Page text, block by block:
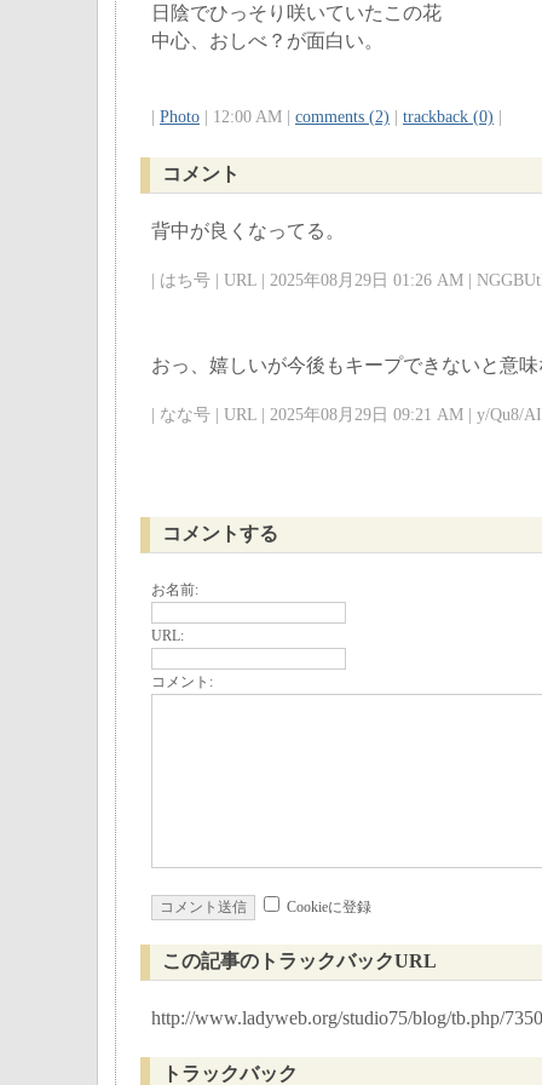
日陰でひっそり咲いていたこの花
中心、おしべ？が面白い。
Photo | 12:00 AM | comments (2) trackback (0)
コメント
背中が良くなってる。
| はち号 | URL | 2025年08月29日 01:26 AM |
おっ、嬉しいが今後もキープできないと意
| なな号 | URL | 2025年08月29日 09:21 AM | y/Qu8/
コメントする
お名前:
URL:
コメント:
Cookieに登録
この記事のトラックバックURL
http://www.ladyweb.org/studio75/blog/tb.php/7350
トラックバック